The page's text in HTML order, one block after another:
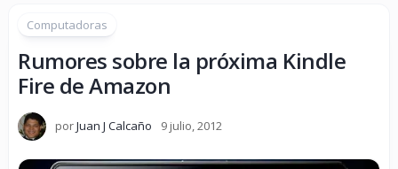
Computadoras
Rumores sobre la próxima Kindle
Fire de Amazon
porJuan J Calcaño 9 julio, 2012